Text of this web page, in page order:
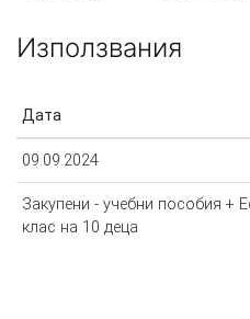
15.03.2022
22.12.2021
09.12.2021
07.12.2021 5.11 €
Използвания
Дата
09.09.2024
Закупени - учебни пособия +
клас на 10 деца